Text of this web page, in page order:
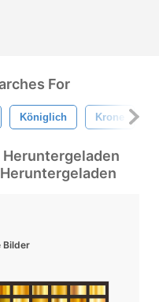
For
Königlich Krone
Heruntergeladen
Bilder